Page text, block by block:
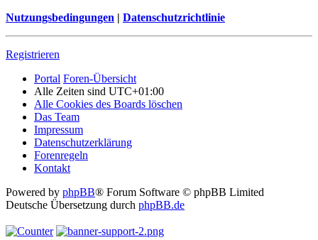
Nutzungsbedingungen | Datenschutzrichtlinie
Registrieren
Portal Foren-Übersicht
Alle Zeiten sind UTC+01:00
Alle Cookies des Boards löschen
Das Team
Impressum
Datenschutzerklärung
Forenregeln
Kontakt
Powered by phpBB® Forum Software © phpBB Limited
Deutsche Übersetzung durch phpBB.de